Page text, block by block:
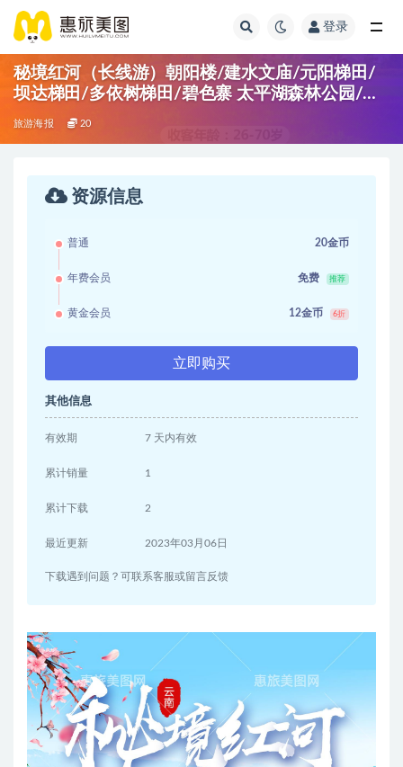
登录
秘境红河（长线游）朝阳楼/建水文庙/元阳梯田/
坝达梯田/多依树梯田/碧色寨 太平湖森林公园/杏
林大观园
旅游海报 20
资源信息
普通 20金币
年费会员 免费 推荐
黄金会员 12金币 6折
立即购买
其他信息
有效期 7 天内有效
累计销量 1
累计下载 2
最近更新 2023年03月06日
下载遇到问题？可联系客服或留言反馈